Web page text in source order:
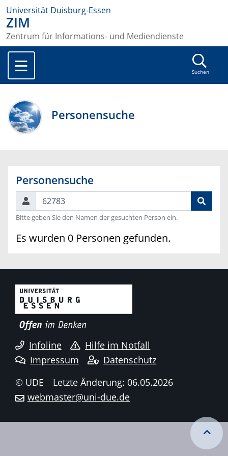
Universität Duisburg-Essen
ZIM
Zentrum für Informations- und Mediendienste
Suchen
Personensuche
Personensuche
Suchen
Bitte geben Sie den Namen der gesuchten Person ein.
Es wurden 0 Personen gefunden.
Infoline
Hilfe im Notfall
Impressum
Datenschutz
© UDE
Letzte Änderung: 06.05.2026
webmaster@uni-due.de